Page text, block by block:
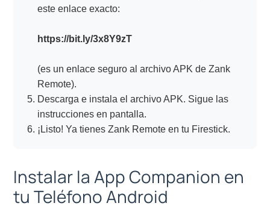
este enlace exacto:
https://bit.ly/3x8Y9zT
(es un enlace seguro al archivo APK de Zank
Remote).
Descarga e instala el archivo APK. Sigue las
instrucciones en pantalla.
¡Listo! Ya tienes Zank Remote en tu Firestick.
Instalar la App Companion en
tu Teléfono Android